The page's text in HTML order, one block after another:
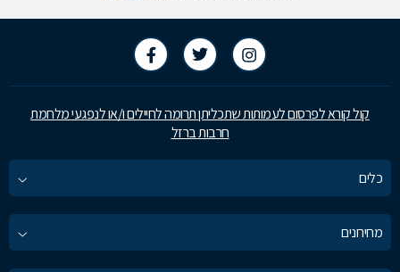
קול קורא לפרסום לעמותות שתכליתן תרומה לחיילים ו/או לנפגעי מלחמת
חרבות ברזל
כלים
מחירונים